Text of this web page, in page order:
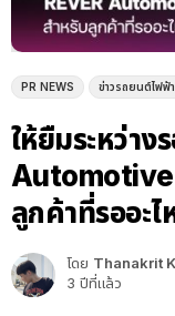
PR NEWS ข่าวรถยนต์ไฟฟ้
ให้ยืมระหว่าง
Automotive
ลูกค้าที่รออะไ
โดย Thanakrit
3 ปีที่แล้ว